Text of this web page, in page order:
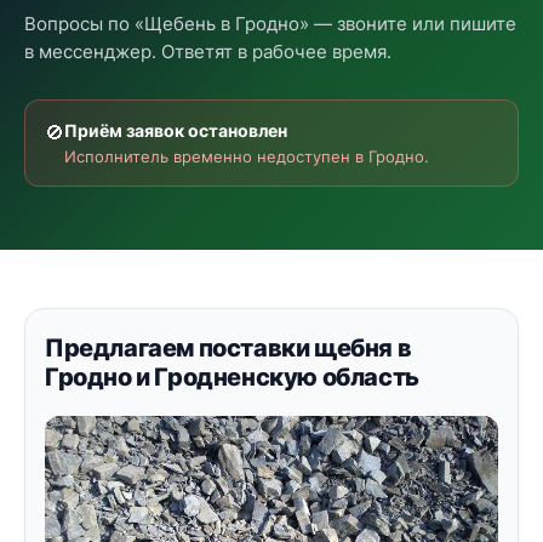
Вопросы по «Щебень в Гродно» — звоните или пишите
в мессенджер. Ответят в рабочее время.
🚫Приём заявок остановлен
Исполнитель временно недоступен в Гродно.
Предлагаем поставки щебня в
Гродно и Гродненскую область